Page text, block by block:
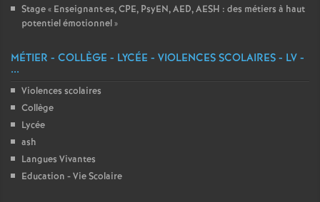
Stage « Enseignant·es, CPE, PsyEN, AED, AESH : des métiers à haut
potentiel émotionnel»
MÉTIER - COLLÈGE - LYCÉE - VIOLENCES SCOLAIRES - LV -
...
Violences scolaires
Collège
Lycée
ash
Langues Vivantes
Education - Vie Scolaire